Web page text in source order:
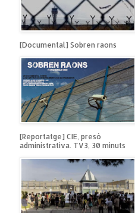
[Documental] Sobren raons
[Reportatge] CIE, presó
administrativa. TV3, 30 minuts